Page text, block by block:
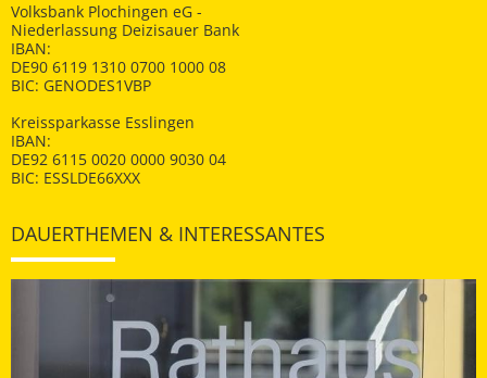
Volksbank Plochingen eG -
Niederlassung Deizisauer Bank
IBAN:
DE90 6119 1310 0700 1000 08
BIC: GENODES1VBP
Kreissparkasse Esslingen
IBAN:
DE92 6115 0020 0000 9030 04
BIC: ESSLDE66XXX
DAUERTHEMEN & INTERESSANTES